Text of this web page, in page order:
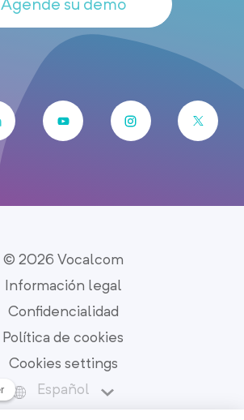
Agende su demo
© 2026 Vocalcom
Información legal
Confidencialidad
Política de cookies
Cookies settings
Español